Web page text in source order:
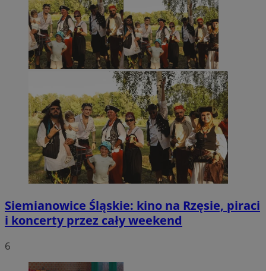
Siemianowice Śląskie: kino na Rzęsie, piraci
i koncerty przez cały weekend
6